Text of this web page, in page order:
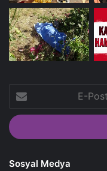
Posta
adresinizi
giriniz
Sosyal Medya